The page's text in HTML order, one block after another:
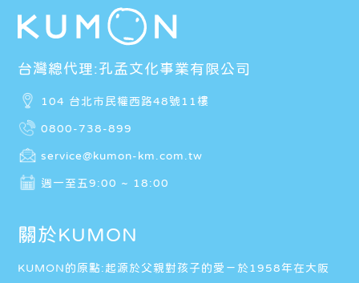
台灣總代理:孔孟文化事業有限公司
104 台北市民權西路48號11樓
0800-738-899
service@kumon-km.com.tw
週一至五9:00 ~ 18:00
關於KUMON
KUMON的原點:起源於父親對孩子的愛－於1958年在大阪